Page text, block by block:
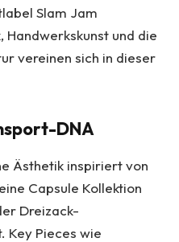
Slam Jam
und die
vereinen sich in dieser
DNA
Ästhetik inspiriert von
Capsule Kollektion
Dreizack-
Key Pieces wie